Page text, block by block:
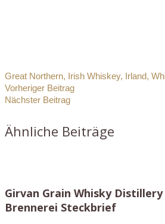
Great Northern, Irish Whiskey, Irland,
Vorheriger Beitrag
Nächster Beitrag
Ähnliche Beiträge
Girvan Grain Whisky
Brennerei Steckbrief